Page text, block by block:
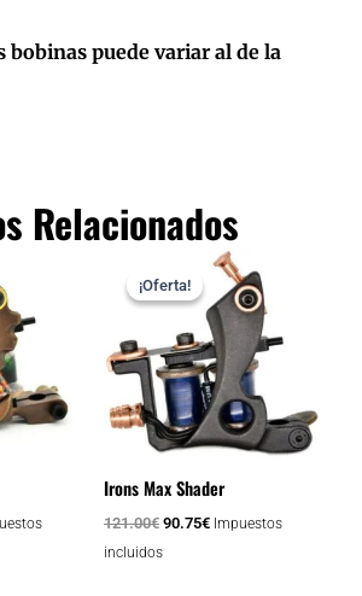
bobinas puede variar al de la
Relacionados
¡Oferta!
¡Oferta!
Irons Max Shader
121.00€
precio
original
121.00€.
90.75€
El
precio
actual
es:
90.75€.
Impuestos
incluidos